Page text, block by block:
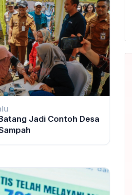
Jadi Contoh Desa